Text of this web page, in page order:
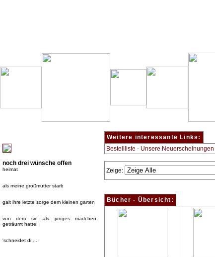
noch drei wünsche offen
heimat
als meine großmutter starb
galt ihre letzte sorge dem kleinen garten
von dem sie als junges mädchen
geträumt hatte:
'schneidet di ...
Weitere interessante Links:
Bestellliste - Unsere Neuerscheinungen
Zeige:
Bücher - Übersicht: